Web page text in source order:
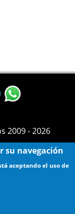
2009 - 2026
su navegación
aceptando el uso de